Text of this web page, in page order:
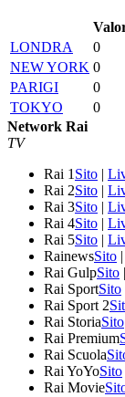
LONDRA
0
NEW YORK 0
PARIGI
0
TOKYO
0
Network Rai
TV
Rai 1 Sito |
Rai 2Sito |
Rai 3Sito |
Rai 4Sito |
Rai 5Sito |
RainewsSito |
Rai GulpSito |
Rai SportSito
Rai Sport 2
Rai StoriaSito
Rai Premium
Rai Scuola
Rai YoYoSito
Rai Movie